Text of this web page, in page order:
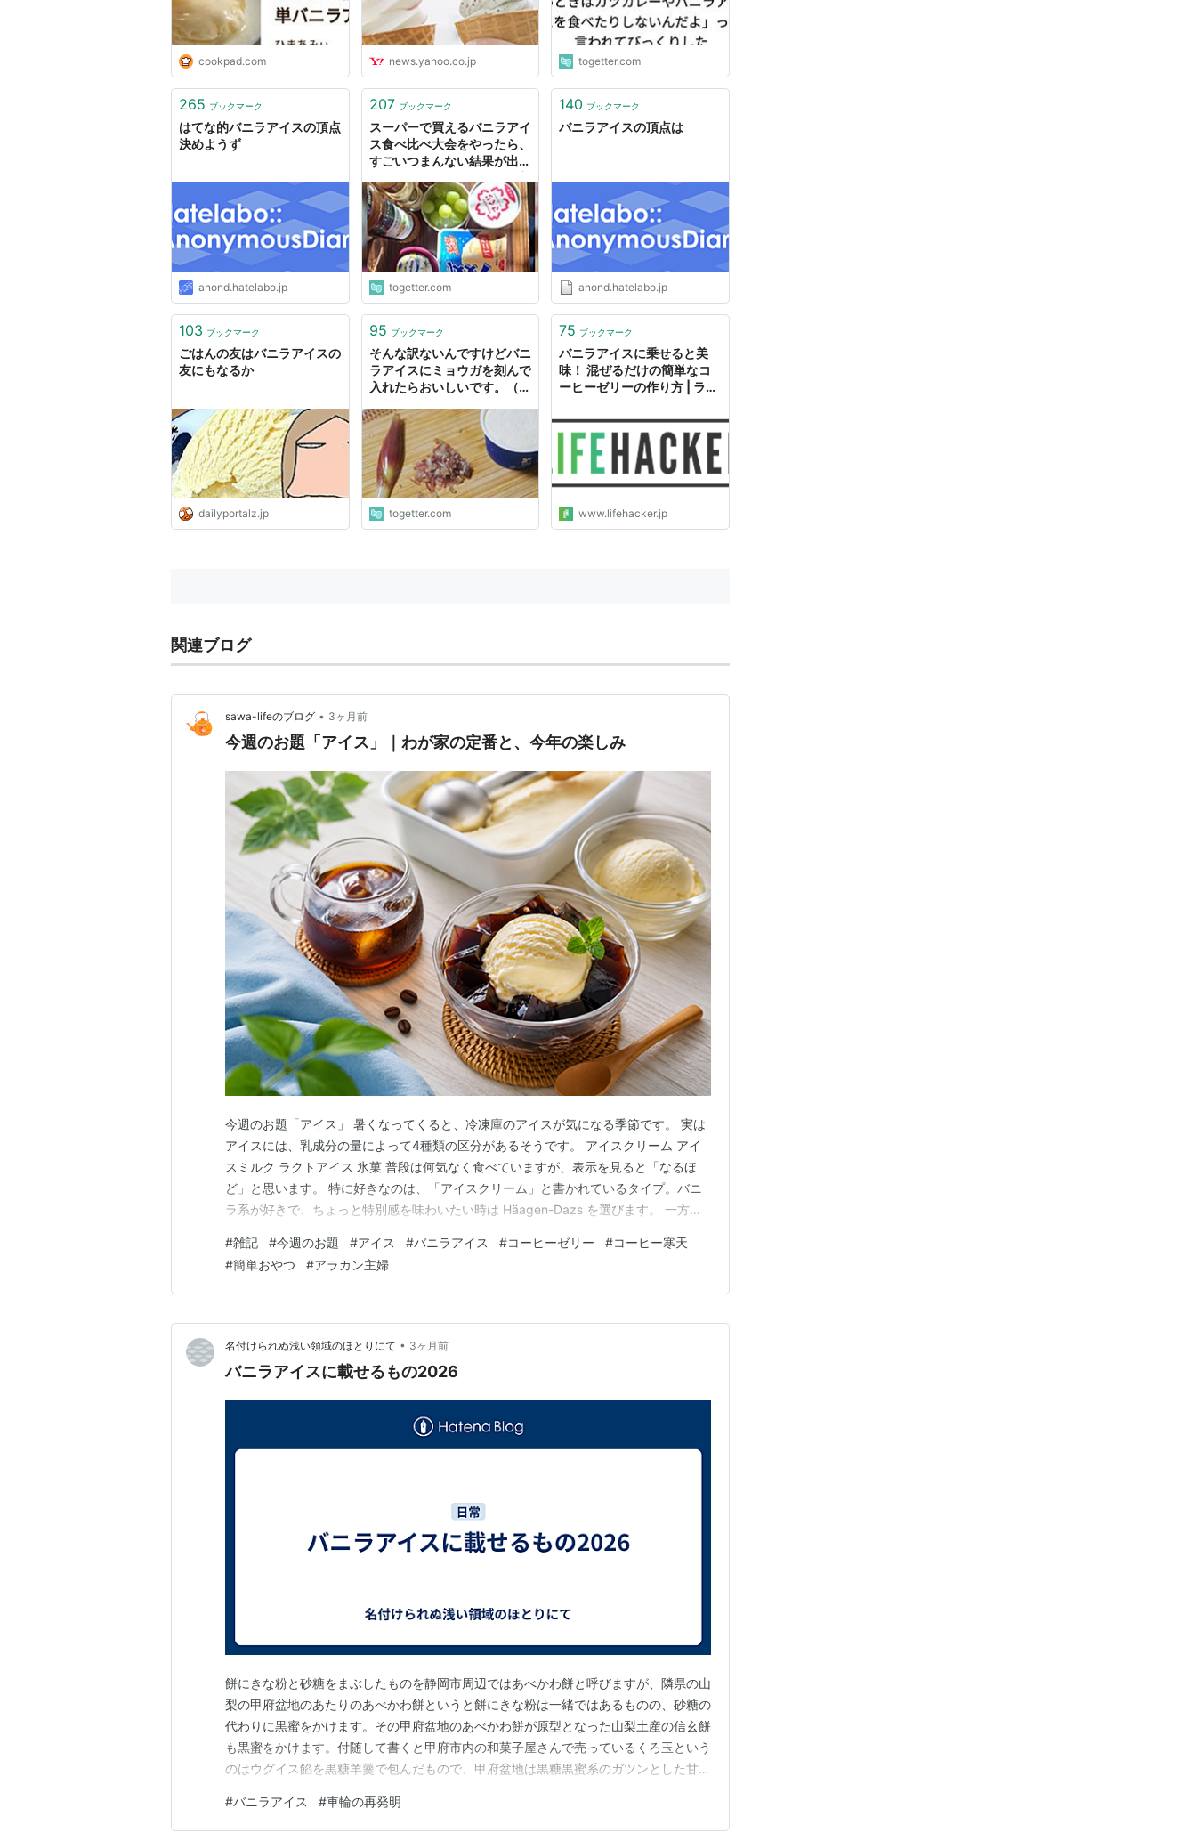
cookpad.com news.yahoo.co.jp togetter.com
265 ブックマーク
はてな的バニラアイスの頂点
決めようず
anond.hatelabo.jp
207 ブックマーク
スーパーで買えるバニラアイ
ス食べ比べ大会をやったら、
すごいつまんない結果が出た
味しいなという」
togetter.com
140 ブックマーク
バニラアイスの頂点は
anond.hatelabo.jp
103 ブックマーク
ごはんの友はバニラアイスの
友にもなるか
dailyportalz.jp
95 ブックマーク
そんな訳ないんですけどバニ
ラアイスにミョウガを刻んで
入れたらおいしいです。（バ
れ、ミョウガは完全に氷菓の
食感になります）
togetter.com
75 ブックマーク
バニラアイスに乗せると美
味！ 混ぜるだけの簡単なコ
ーヒーゼリーの作り方 | ライ
www.lifehacker.jp
関連ブログ
sawa-lifeのブログ • 3ヶ月前
今週のお題「アイス」｜わが家の定番と、今年の楽しみ
今週のお題「アイス」 暑くなってくると、冷凍庫のアイスが気になる季節です。 実は
アイスには、乳成分の量によって4種類の区分があるそうです。 アイスクリーム アイ
スミルク ラクトアイス 氷菓 普段は何気なく食べていますが、表示を見ると「なるほ
ど」と思います。 特に好きなのは、「アイスクリーム」と書かれているタイプ。バニ
ラ系が好きで、ちょっと特別感を味わいたい時は Häagen-Dazs を選びます。 一方
もちょうどいい気がします。 そして今年の夏は、家でコーヒーゼリーを作ろうと思っ
ています。 ペットボトルコーヒーと…
#雑記 #今週のお題 #アイス #バニラアイス #コーヒーゼリー #コーヒー寒天
#簡単おやつ #アラカン主婦
名付けられぬ浅い領域のほとりにて • 3ヶ月前
バニラアイスに載せるもの2026
餅にきな粉と砂糖をまぶしたものを静岡市周辺ではあべかわ餅と呼びますが、隣県の山
梨の甲府盆地のあたりのあべかわ餅というと餅にきな粉は一緒ではあるものの、砂糖の
代わりに黒蜜をかけます。その甲府盆地のあべかわ餅が原型となった山梨土産の信玄餅
も黒蜜をかけます。付随して書くと甲府市内の和菓子屋さんで売っているくろ玉という
のはウグイス餡を黒糖羊羹で包んだもので、甲府盆地は黒糖黒蜜系のガツンとした甘さ
うのですが、奈良も秩父も盆地ですが黒蜜黒糖系の餅や菓子が有名かというとそんなこ
とはありません。ほんと謎です。この際、謎を解き明かした…
#バニラアイス #車輪の再発明